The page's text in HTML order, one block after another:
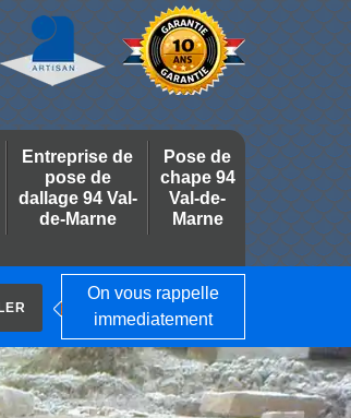
Entreprise de
pose de
dallage 94 Val-
de-Marne
Pose de
chape 94
Val-de-
Marne
On vous rappelle
immediatement